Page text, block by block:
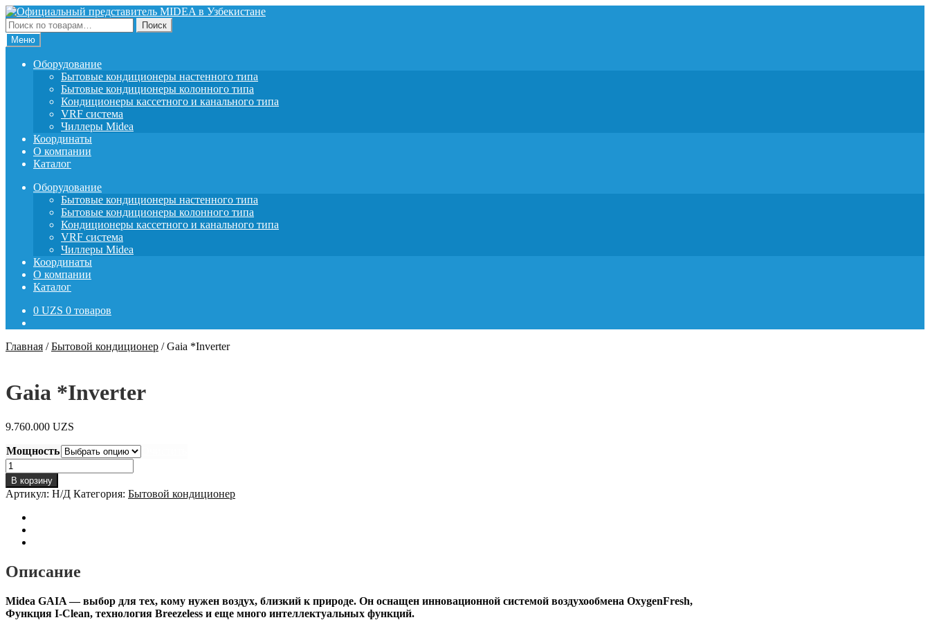
Перейти
к
навигации
Перейти
к
содержимому
Искать:
Поиск
Меню
Оборудование
Бытовые кондиционеры настенного типа
Бытовые кондиционеры колонного типа
Кондиционеры кассетного и канального типа
VRF система
Чиллеры Midea
Координаты
О компании
Каталог
Оборудование
Бытовые кондиционеры настенного типа
Бытовые кондиционеры колонного типа
Кондиционеры кассетного и канального типа
VRF система
Чиллеры Midea
Координаты
О компании
Каталог
0 UZS 0 товаров
Главная /Бытовой кондиционер /Gaia *Inverter
Gaia *Inverter
9.760.000 UZS
Мощность
Количество
товара
Gaia
*Inverter
В корзину
Артикул: Н/Д Категория: Бытовой кондиционер
Описание
Midea GAIA — выбор для тех, кому нужен воздух, близкий к природе. Он оснащен инновационной системой воздухообмена OxygenFresh,
Функция I-Clean, технология Breezeless и еще много интеллектуальных функций.